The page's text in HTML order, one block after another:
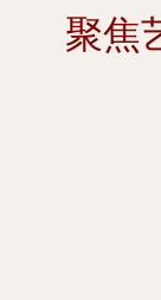
聚焦